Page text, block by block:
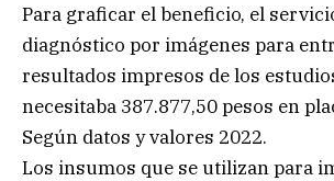
Para graficar el beneficio, el
diagnóstico por imágenes para
resultados impresos de los
necesitaba 387.877,50 pesos en
Según datos y valores 2022.
Los insumos que se utilizan para